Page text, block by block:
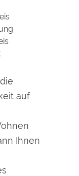
auf
Ihnen